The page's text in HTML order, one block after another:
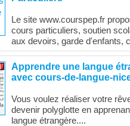
Le site www.courspep.fr
cours particuliers, soutien
aux devoirs, garde d'enfants,
Apprendre une langue
avec cours-de-langue-
Vous voulez réaliser votre
devenir polyglotte en
langue étrangère....